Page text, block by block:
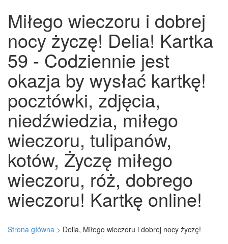
Miłego wieczoru i dobrej
nocy życzę! Delia! Kartka
59 - Codziennie jest
okazja by wysłać kartkę!
pocztówki, zdjęcia,
niedźwiedzia, miłego
wieczoru, tulipanów,
kotów, Życzę miłego
wieczoru, róż, dobrego
wieczoru! Kartkę online!
Strona główna > Delia, Miłego wieczoru i dobrej nocy życzę!